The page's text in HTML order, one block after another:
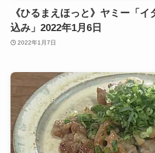
《ひるまえほっと》ヤミー「
込み」2022年1月6日
2022年1月7日